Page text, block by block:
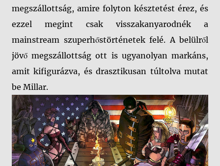
megszállottság, amire folyton késztetést érez, és
ezzel megint csak visszakanyarodnék a
mainstream szuperhőstörténetek felé. A belülről
jövő megszállottság ott is ugyanolyan markáns,
amit kifigurázva, és drasztikusan túltolva mutat
be Millar.